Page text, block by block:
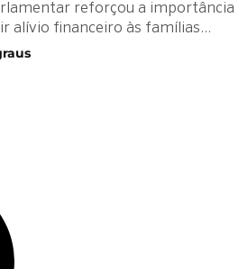
reforçou a importância
alívio financeiro às famílias…